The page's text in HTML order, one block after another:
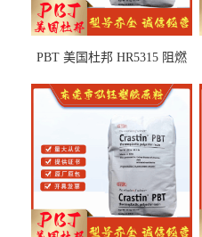
PBT 美国杜邦 HR5315 阻燃
部件